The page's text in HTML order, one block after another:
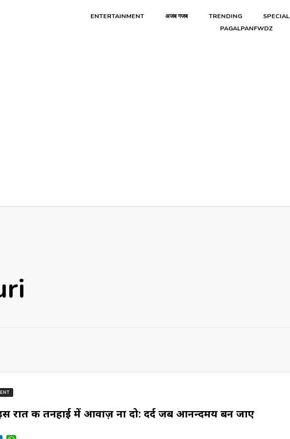
ENTERTAINMENT अजब गजब TRENDING SPECIAL
PAGALPANFWDZ
रात की तनहाई में आवाज़ ना दो: दर्द जब आनन्दमय बन जाए